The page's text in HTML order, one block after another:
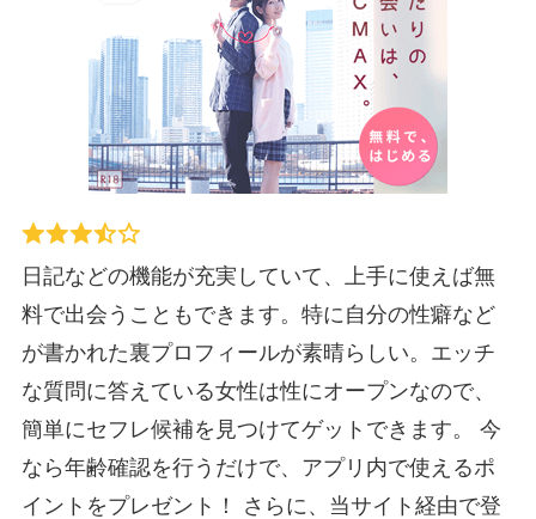
日記などの機能が充実していて、上手に使えば無
料で出会うこともできます。特に自分の性癖など
が書かれた裏プロフィールが素晴らしい。エッチ
な質問に答えている女性は性にオープンなので、
簡単にセフレ候補を見つけてゲットできます。 今
なら年齢確認を行うだけで、アプリ内で使えるポ
イントをプレゼント！ さらに、当サイト経由で登